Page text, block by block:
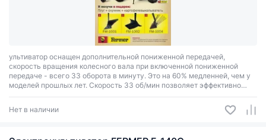
ультиватор оснащен дополнительной пониженной передачей,
cкорость вращения колесного вала при включенной пониженной
передаче - всего 33 оборота в минуту. Это на 60% медленней, чем у
моделей прошлых лет. Скорость 33 об/мин позволяет эффективно
использовать культиватор с буксируемой сеялкой и другим
Нет в наличии